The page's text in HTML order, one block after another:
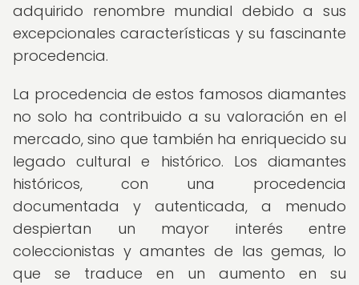
adquirido renombre mundial debido a sus
excepcionales características y su fascinante
procedencia.
La procedencia de estos famosos diamantes
no solo ha contribuido a su valoración en el
mercado, sino que también ha enriquecido su
legado cultural e histórico. Los diamantes
históricos, con una procedencia
documentada y autenticada, a menudo
despiertan un mayor interés entre
coleccionistas y amantes de las gemas, lo
que se traduce en un aumento en su